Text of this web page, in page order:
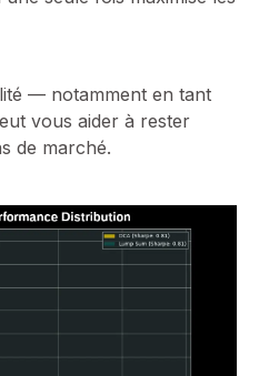
— notamment en tant
vous aider à rester
de marché.